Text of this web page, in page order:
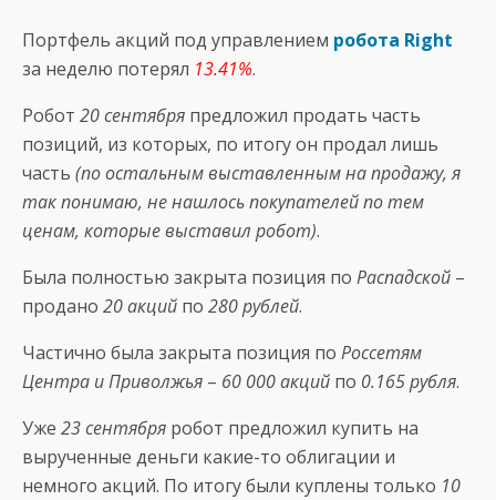
Портфель акций под управлением робота Right
за неделю потерял 13.41%.
Робот 20 сентября предложил продать часть
позиций, из которых, по итогу он продал лишь
часть (по остальным выставленным на продажу, я
так понимаю, не нашлось покупателей по тем
ценам, которые выставил робот).
Была полностью закрыта позиция по Распадской –
продано 20 акций по 280 рублей.
Частично была закрыта позиция по Россетям
Центра и Приволжья – 60 000 акций по 0.165 рубля.
Уже 23 сентября робот предложил купить на
вырученные деньги какие-то облигации и
немного акций. По итогу были куплены только 10